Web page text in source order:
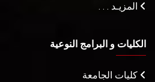
المزيـد . . .
الكليات و البرامج النوعية
كليات الجامعة